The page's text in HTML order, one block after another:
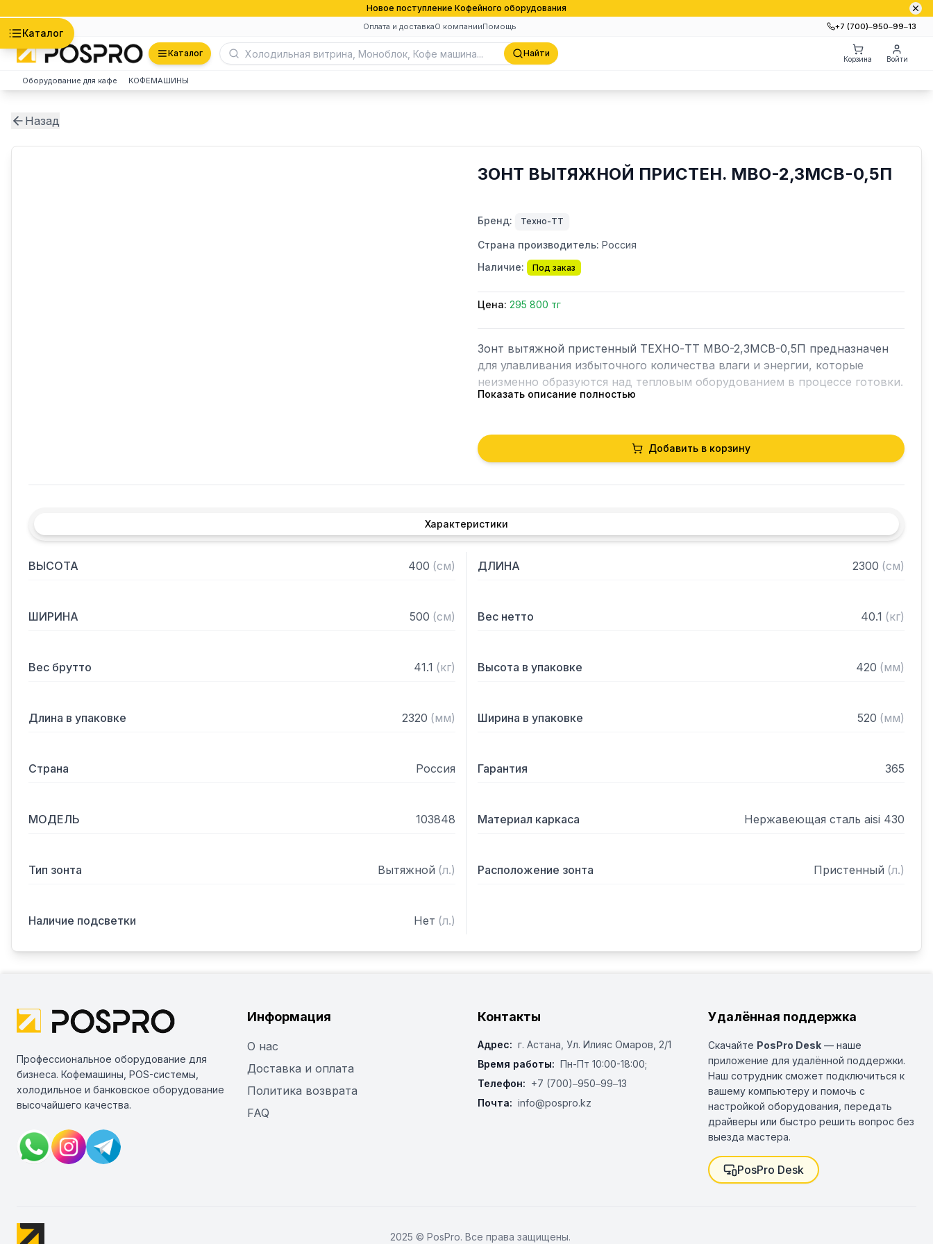
Новое поступление Кофейного оборудования
Оплата и доставкаО компанииПомощь +7 (700)‒950‒99‒13
Каталог
Каталог Найти
Корзина Войти
Оборудование для кафе КОФЕМАШИНЫ
Назад
ЗОНТ ВЫТЯЖНОЙ ПРИСТЕН. МВО-2,3МСВ-0,5П
Бренд: Техно-ТТ
Страна производитель: Россия
Наличие:
Под заказ
Цена: 295 800 тг
Зонт вытяжной пристенный ТЕХНО-ТТ МВО-2,3МСВ-0,5П предназначен
для улавливания избыточного количества влаги и энергии, которые
неизменно образуются над тепловым оборудованием в процессе готовки.
которые в противном случае оседали бы на предметах мебели и кухонной
утвари. Поэтому это оборудование формирует микроклимат в помещении
и защищает сотрудников горячего цеха.
— Вытяжной пристенный
— Материал: нержавеющая сталь AISI 430 толщиной 0,8мм
Показать описание полностью
Добавить в корзину
Характеристики
ВЫСОТА 400 (см) ДЛИНА 2300 (см)
ШИРИНА 500 (см) Вес нетто 40.1 (кг)
Вес брутто 41.1 (кг) Высота в упаковке 420 (мм)
Длина в упаковке 2320 (мм) Ширина в упаковке 520 (мм)
Страна Россия Гарантия 365
МОДЕЛЬ 103848 Материал каркаса Нержавеющая сталь aisi 430
Тип зонта Вытяжной (л.) Расположение зонта Пристенный (л.)
Наличие подсветки Нет (л.)
Профессиональное оборудование для
бизнеса. Кофемашины, POS-системы,
холодильное и банковское оборудование
высочайшего качества.
Информация
О нас
Доставка и оплата
Политика возврата
FAQ
Контакты
Адрес: г. Астана, ​Ул. Илияс Омаров, 2/1
Время работы: Пн-Пт 10:00-18:00;
Телефон: +7 (700)‒950‒99‒13
Почта: info@pospro.kz
Удалённая поддержка
Скачайте PosPro Desk — наше
приложение для удалённой поддержки.
Наш сотрудник сможет подключиться к
вашему компьютеру и помочь с
настройкой оборудования, передать
драйверы или быстро решить вопрос без
выезда мастера.
PosPro Desk
2025 © PosPro. Все права защищены.